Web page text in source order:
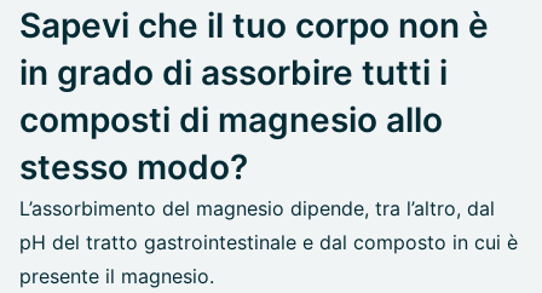
Sapevi che il tuo corpo non è
in grado di assorbire tutti i
composti di magnesio allo
stesso modo?
L’assorbimento del magnesio dipende, tra l’altro, dal
pH del tratto gastrointestinale e dal composto in cui è
presente il magnesio.